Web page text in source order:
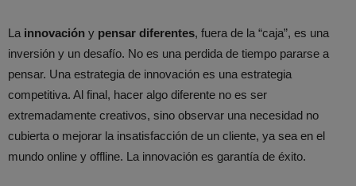
La innovación y pensar diferentes, fuera de la “caja”, es una
inversión y un desafío. No es una perdida de tiempo pararse a
pensar. Una estrategia de innovación es una estrategia
competitiva. Al final, hacer algo diferente no es ser
extremadamente creativos, sino observar una necesidad no
cubierta o mejorar la insatisfacción de un cliente, ya sea en el
mundo online y offline. La innovación es garantía de éxito.